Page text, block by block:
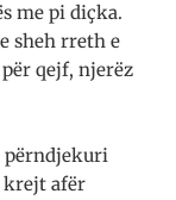
me pi diçka.
sheh rreth e
qejf, njerëz
përndjekuri
krejt afër